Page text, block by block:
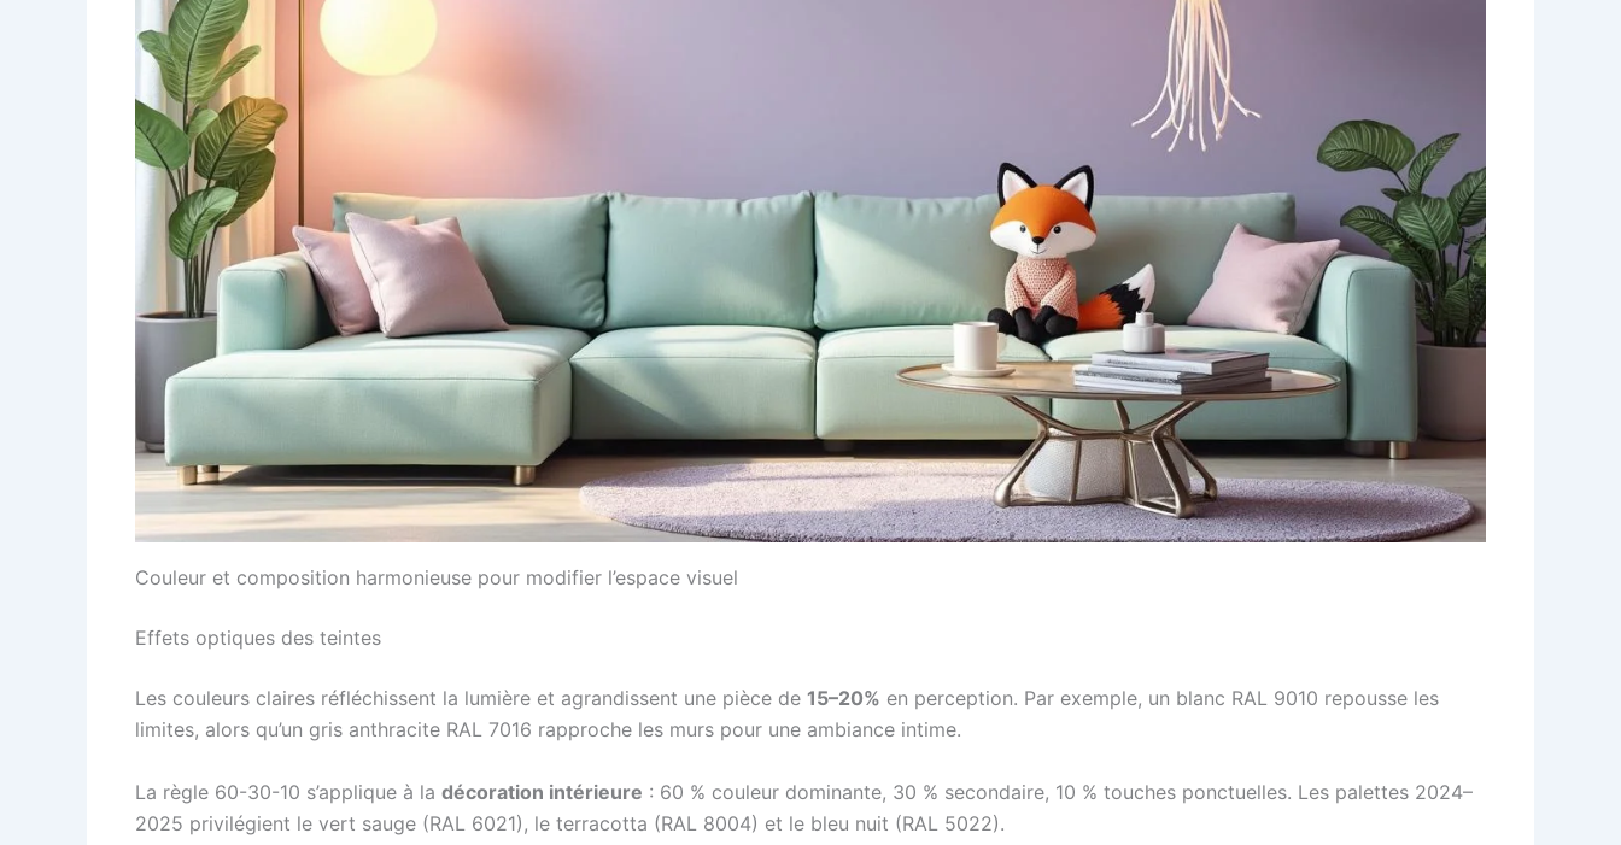
Couleur et composition harmonieuse pour modifier l’espace visuel
Effets optiques des teintes
Les couleurs claires réfléchissent la lumière et agrandissent une pièce de 15–20% en perception. Par exemple, un blanc RAL 9010 repousse les
limites, alors qu’un gris anthracite RAL 7016 rapproche les murs pour une ambiance intime.
La règle 60-30-10 s’applique à la décoration intérieure : 60 % couleur dominante, 30 % secondaire, 10 % touches ponctuelles. Les palettes 2024–
2025 privilégient le vert sauge (RAL 6021), le terracotta (RAL 8004) et le bleu nuit (RAL 5022).